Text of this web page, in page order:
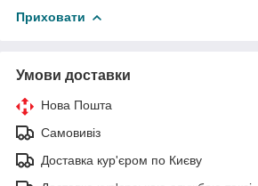
Приховати
Умови доставки
Нова Пошта
Самовивіз
Доставка кур'єром по Києву